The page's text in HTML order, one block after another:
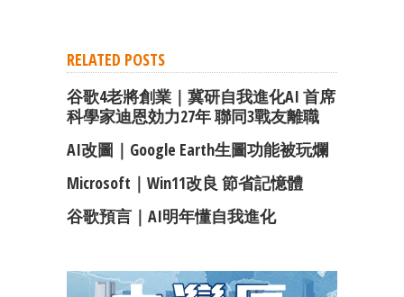
RELATED POSTS
谷歌4老將創業｜冀研自我進化AI 首席
科學家迪恩効力27年 聯同3戰友離職
AI改圖｜Google Earth生圖功能被玩爛
Microsoft｜Win11改良 節省記憶體
谷歌預言｜AI明年懂自我進化